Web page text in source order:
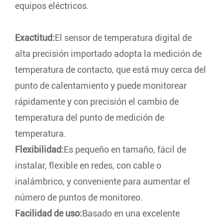
equipos eléctricos.
Exactitud:El sensor de temperatura digital de
alta precisión importado adopta la medición de
temperatura de contacto, que está muy cerca del
punto de calentamiento y puede monitorear
rápidamente y con precisión el cambio de
temperatura del punto de medición de
temperatura.
Flexibilidad:Es pequeño en tamaño, fácil de
instalar, flexible en redes, con cable o
inalámbrico, y conveniente para aumentar el
número de puntos de monitoreo.
Facilidad de uso:Basado en una excelente